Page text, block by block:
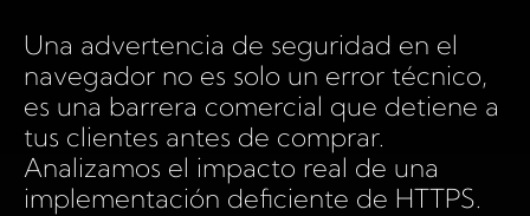
Una advertencia de seguridad en el
navegador no es solo un error técnico,
es una barrera comercial que detiene a
tus clientes antes de comprar.
Analizamos el impacto real de una
implementación deficiente de HTTPS.